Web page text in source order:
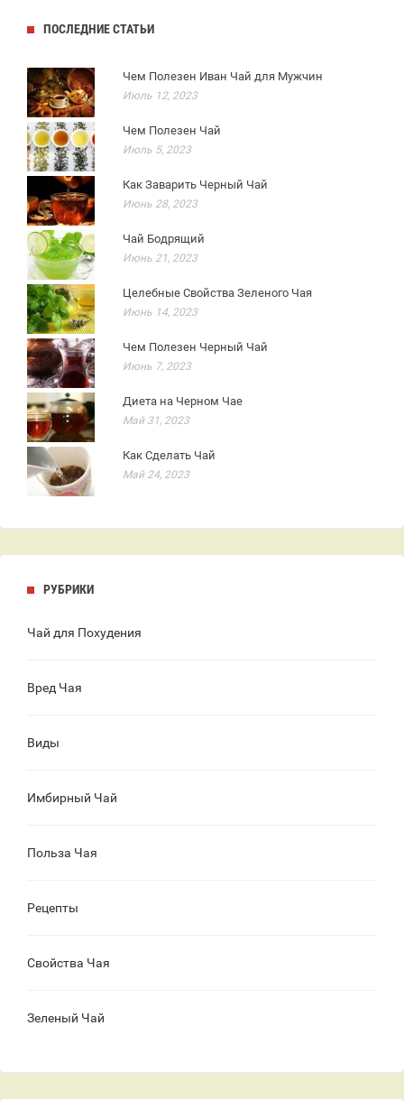
ПОСЛЕДНИЕ СТАТЬИ
Чем Полезен Иван Чай для Мужчин
Июль 12, 2023
Чем Полезен Чай
Июль 5, 2023
Как Заварить Черный Чай
Июнь 28, 2023
Чай Бодрящий
Июнь 21, 2023
Целебные Свойства Зеленого Чая
Июнь 14, 2023
Чем Полезен Черный Чай
Июнь 7, 2023
Диета на Черном Чае
Май 31, 2023
Как Сделать Чай
Май 24, 2023
РУБРИКИ
Чай для Похудения
Вред Чая
Виды
Имбирный Чай
Польза Чая
Рецепты
Свойства Чая
Зеленый Чай